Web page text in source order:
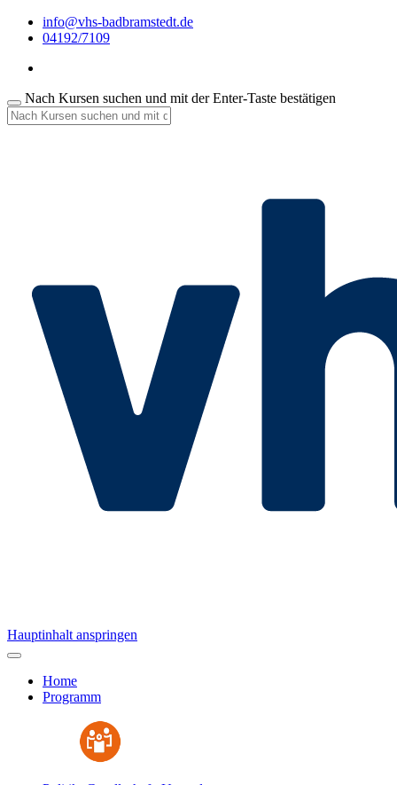
info@vhs-badbramstedt.de
04192/7109
Nach Kursen suchen und mit der Enter-Taste bestätigen
Hauptinhalt anspringen
Home
Programm